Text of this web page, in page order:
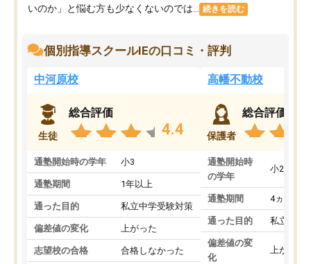
いのか」と悩む方も少なくないのでは... 続きを読む
個別指導スクールIEの口コミ・評判
中河原校
生徒
総合評価
4.4
通塾開始時の学年 小3
通塾期間 1年以上
通った目的 私立中学受験対策
偏差値の変化 上がった
志望校の合格 合格しなかった
高幡不動校
保護者
総合評価
通塾開始時
の学年
小2
通塾期間 4ヵ月～1
通った目的 私立中学
偏差値の変
化
上がった